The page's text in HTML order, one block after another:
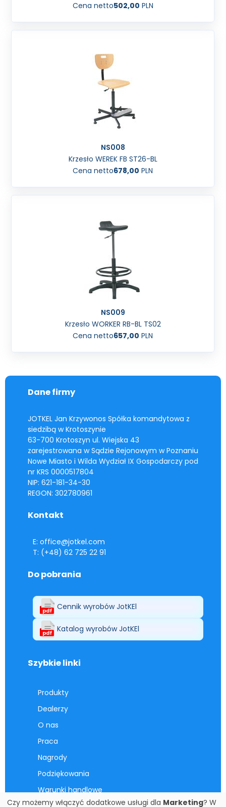
Cena netto502,00 PLN
NS008
Krzesło WEREK FB ST26-BL
Cena netto678,00 PLN
NS009
Krzesło WORKER RB-BL TS02
Cena netto657,00 PLN
Dane firmy
JOTKEL Jan Krzywonos Spółka komandytowa z
siedzibą w Krotoszynie
63-700 Krotoszyn ul. Wiejska 43
zarejestrowana w Sądzie Rejonowym w Poznaniu
Nowe Miasto i Wilda Wydział IX Gospodarczy pod
nr KRS 0000517804
NIP: 621-181-34-30
REGON: 302780961
Kontakt
E: office@jotkel.com
T: (+48) 62 725 22 91
Do pobrania
Cennik wyrobów JotKEl
Katalog wyrobów JotKEl
Szybkie linki
Produkty
Dealerzy
O nas
Praca
Nagrody
Podziękowania
Warunki handlowe
Czy możemy włączyć dodatkowe usługi dla Marketing? W